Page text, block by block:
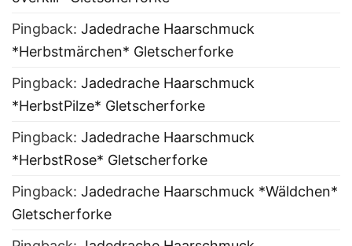
Pingback: Jadedrache Haarschmuck
*Herbstmärchen* Gletscherforke
Pingback: Jadedrache Haarschmuck
*HerbstPilze* Gletscherforke
Pingback: Jadedrache Haarschmuck
*HerbstRose* Gletscherforke
Pingback: Jadedrache Haarschmuck *Wäldchen*
Gletscherforke